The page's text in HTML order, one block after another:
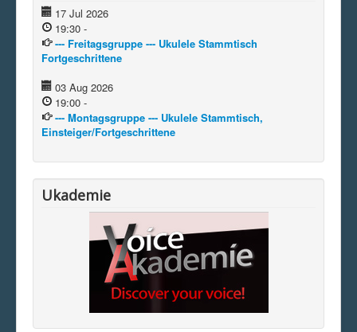
17 Jul 2026
19:30 -
--- Freitagsgruppe --- Ukulele Stammtisch
Fortgeschrittene
03 Aug 2026
19:00 -
--- Montagsgruppe --- Ukulele Stammtisch,
Einsteiger/Fortgeschrittene
Ukademie